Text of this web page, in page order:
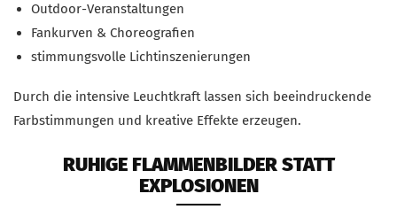
Outdoor-Veranstaltungen
Fankurven & Choreografien
stimmungsvolle Lichtinszenierungen
Durch die intensive Leuchtkraft lassen sich beeindruckende
Farbstimmungen und kreative Effekte erzeugen.
RUHIGE FLAMMENBILDER STATT
EXPLOSIONEN